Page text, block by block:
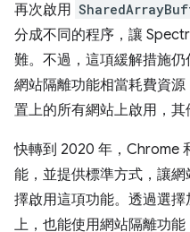
再次啟用
分成不同的程序，讓
難。不過，這項緩解措施
網站隔離功能相當耗費資
置上的所有網站上啟用，其
快轉到 2020 年，Chrome
能，並提供標準方式，讓網
擇啟用這項功能。透過選
上，也能使用網站隔離功